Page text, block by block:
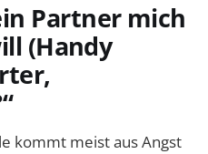
Partner mich
(Handy
kommt meist aus Angst